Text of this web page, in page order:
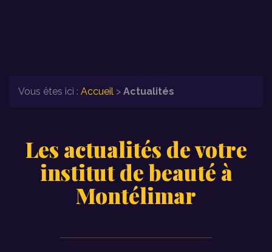
Vous êtes ici : Accueil > Actualités
Les actualités de votre
institut de beauté à
Montélimar